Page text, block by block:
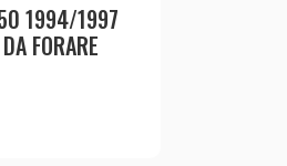
1994/1997
FORARE